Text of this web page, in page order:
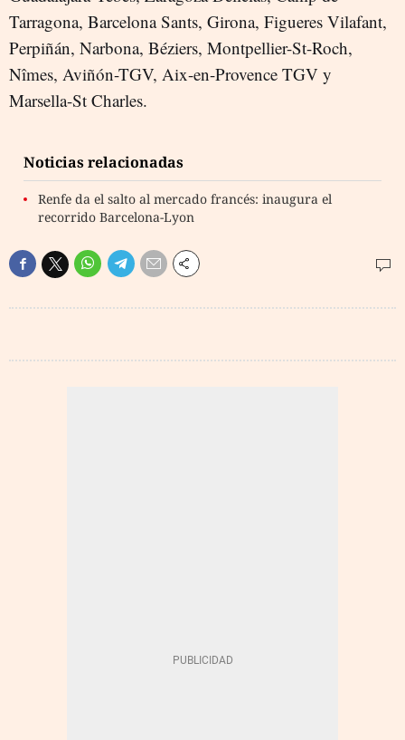
Tarragona, Barcelona Sants, Girona, Figueres Vilafant,
Perpiñán, Narbona, Béziers, Montpellier-St-Roch,
Nîmes, Aviñón-TGV, Aix-en-Provence TGV y
Marsella-St Charles.
Noticias relacionadas
Renfe da el salto al mercado francés: inaugura el
recorrido Barcelona-Lyon